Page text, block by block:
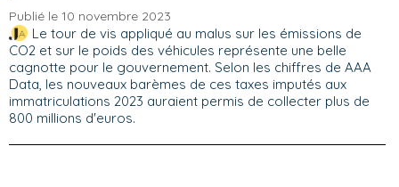
Publié le 10 novembre 2023
Le tour de vis appliqué au malus sur les émissions de
CO2 et sur le poids des véhicules représente une belle
cagnotte pour le gouvernement. Selon les chiffres de AAA
Data, les nouveaux barèmes de ces taxes imputés aux
immatriculations 2023 auraient permis de collecter plus de
800 millions d'euros.